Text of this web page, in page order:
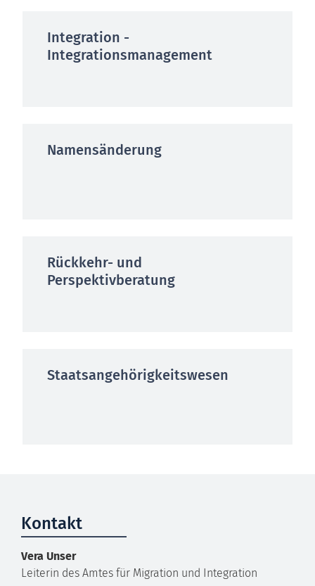
Integration -
Integrationsmanagement
Namensänderung
Rückkehr- und
Perspektivberatung
Staatsangehörigkeitswesen
Kontakt
Vera Unser
Leiterin des Amtes für Migration und Integration